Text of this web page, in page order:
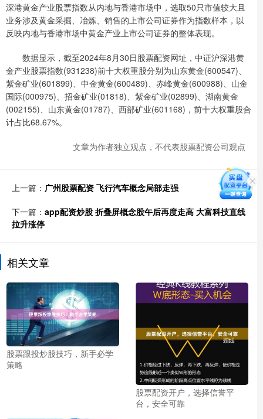
深港黄金产业股票指数从内地与香港市场中，选取50只市值较大且
业务涉及黄金采掘、冶炼、销售的上市公司证券作为指数样本，以
反映内地与香港市场中黄金产业上市公司证券的整体表现。
数据显示，截至2024年8月30日股票配资网址，中证沪深港黄
金产业股票指数(931238)前十大权重股分别为山东黄金(600547)、
紫金矿业(601899)、中金黄金(600489)、赤峰黄金(600988)、山金
国际(000975)、招金矿业(01818)、紫金矿业(02899)、湖南黄金
(002155)、山东黄金(01787)、西部矿业(601168)，前十大权重股合
计占比68.67%。
文章为作者独立观点，不代表股票配资公司观点
上一篇： 广州股票配资 飞行汽车概念局部走强
下一篇： app配资炒股 折叠屏概念股午后再度走高 大富科技直线
拉升涨停
相关文章
股票跟投炒股技巧，新手必学
策略
股票配资开户，选择信誉平
台，安全可靠